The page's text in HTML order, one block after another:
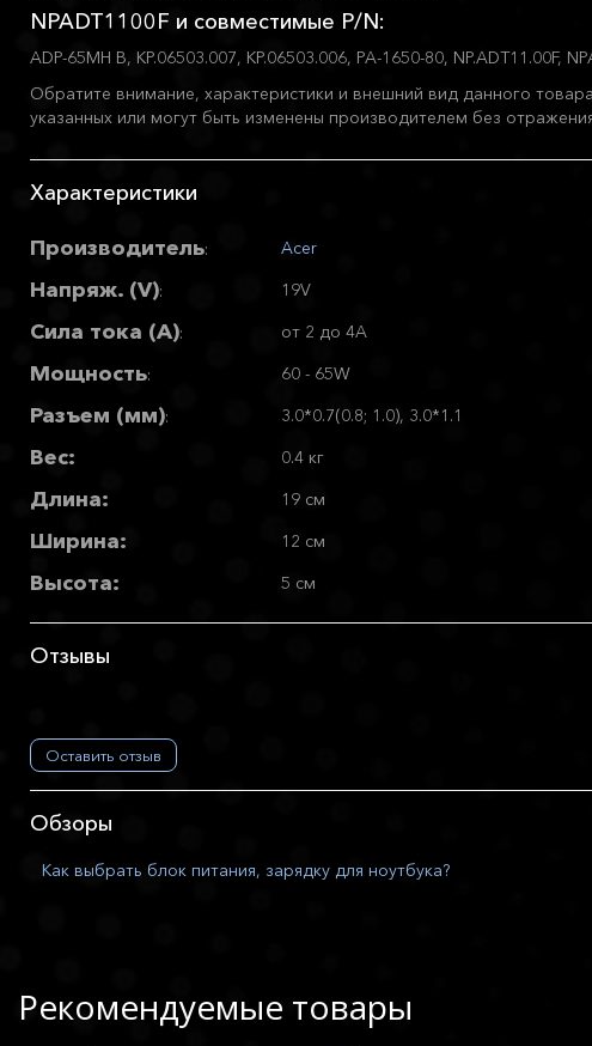
NPADT1100F и совместимые P/N:
ADP-65MH B, KP.06503.007, KP.06503.006, PA-1650-80, NP.ADT11.00F,
Обратите внимание, характеристики и внешний вид данного
указанных или могут быть изменены производителем без
Характеристики
Производитель: Acer
Напряж. (V): 19V
Сила тока (А): от 2 до 4A
Мощность: 60 - 65W
Разъем (мм): 3.0*0.7(0.8; 1.0), 3.0*1.1
Вес: 0.4 кг
Длина: 19 см
Ширина: 12 см
Высота: 5 см
Отзывы
Оставить отзыв
Обзоры
Как выбрать блок питания, зарядку для ноутбука?
Рекомендуемые товары